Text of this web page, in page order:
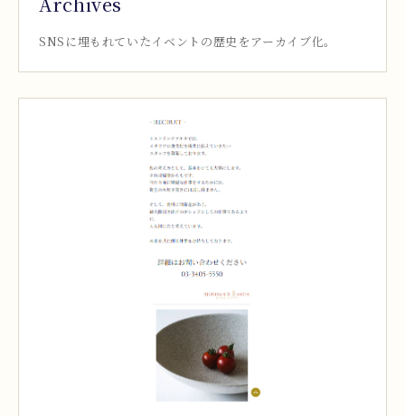
SNSに埋もれていたイベントの歴史をアーカイブ化。